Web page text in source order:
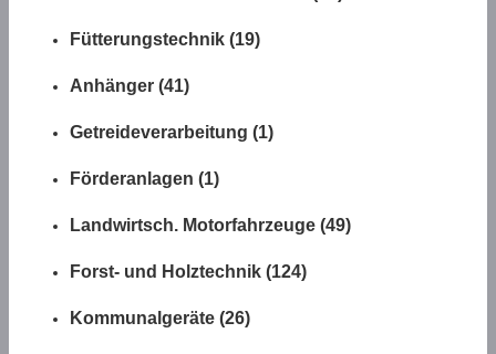
Fütterungstechnik (19)
Anhänger (41)
Getreideverarbeitung (1)
Förderanlagen (1)
Landwirtsch. Motorfahrzeuge (49)
Forst- und Holztechnik (124)
Kommunalgeräte (26)